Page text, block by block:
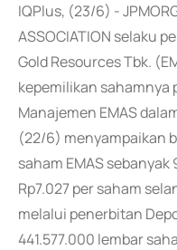
IQPlus, (23/6) -
ASSOCIATION selaku
Gold Resources Tbk.
kepemilikan sahamnya
Manajemen EMAS
(22/6) menyampaikan
saham EMAS
Rp7.027 per saham
melalui penerbitan
441.577.000 lembar